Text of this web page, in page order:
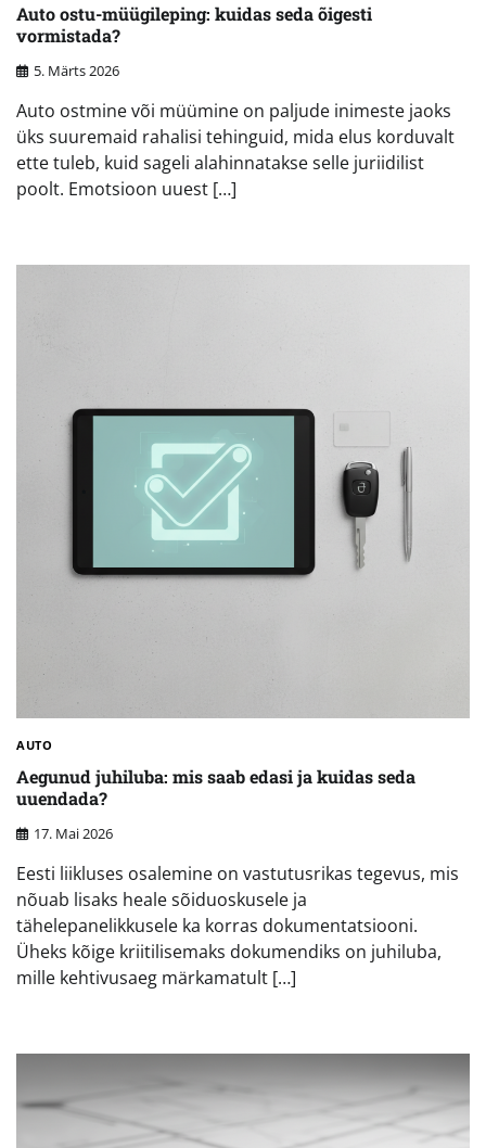
Auto ostu-müügileping: kuidas seda õigesti
vormistada?
5. Märts 2026
Auto ostmine või müümine on paljude inimeste jaoks
üks suuremaid rahalisi tehinguid, mida elus korduvalt
ette tuleb, kuid sageli alahinnatakse selle juriidilist
poolt. Emotsioon uuest […]
AUTO
Aegunud juhiluba: mis saab edasi ja kuidas seda
uuendada?
17. Mai 2026
Eesti liikluses osalemine on vastutusrikas tegevus, mis
nõuab lisaks heale sõiduoskusele ja
tähelepanelikkusele ka korras dokumentatsiooni.
Üheks kõige kriitilisemaks dokumendiks on juhiluba,
mille kehtivusaeg märkamatult […]